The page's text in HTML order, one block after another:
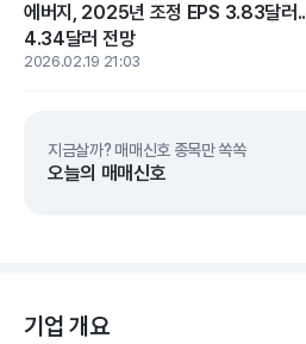
에버지, 2025년 조정 EPS 3.83달
4.34달러 전망
2026.02.19 21:03
지금살까? 매매신호 종목만 쏙쏙
오늘의 매매신호
기업 개요